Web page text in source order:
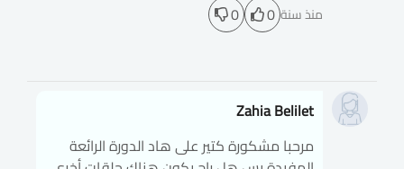
منذ سنة 0
0
Zahia Belilet
مرحبا مشكورة كتير على هاد الدورة الرائعة